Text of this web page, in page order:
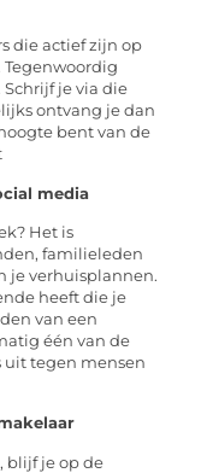
die actief zijn op
je via die
ontvang je dan
bent van de
media
Het is
familieleden
je verhuisplannen.
heeft die je
van een
één van de
uit tegen mensen
blijf je op de